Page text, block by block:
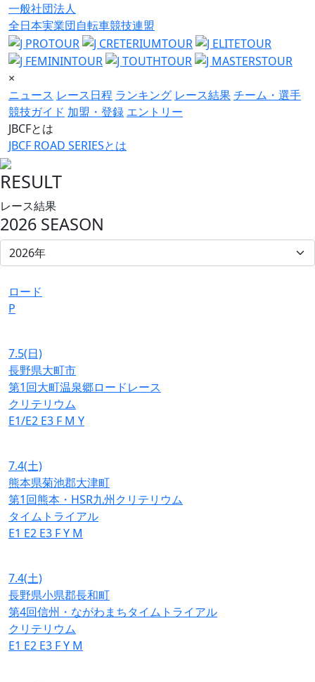
一般社団法人
全日本実業団自転車競技連盟
×
ニュース レース日程 ランキング レース結果チーム・選手
競技ガイド 加盟・登録 エントリー
JBCFとは
JBCF ROAD SERIESとは
RESULT
レース結果
2026 SEASON
ロード
P
7.5(日)
長野県大町市
第1回大町温泉郷ロードレース
クリテリウム
E1/E2 E3 F M Y
7.4(土)
熊本県菊池郡大津町
第1回熊本・HSR九州クリテリウム
タイムトライアル
E1 E2 E3 FY M
7.4(土)
長野県小県郡長和町
第4回信州・ながわまちタイムトライアル
クリテリウム
E1 E2 E3 FY M